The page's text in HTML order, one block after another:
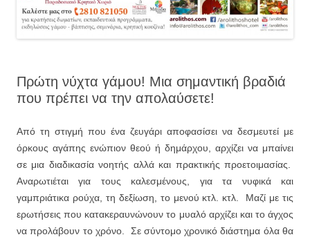
Πρώτη νύχτα γάμου! Μια σημαντική βραδιά
που πρέπει να την απολαύσετε!
Από τη στιγμή που ένα ζευγάρι αποφασίσει να δεσμευτεί με
όρκους αγάπης ενώπιον θεού ή δημάρχου, αρχίζει να μπαίνει
σε μια διαδικασία νοητής αλλά και πρακτικής προετοιμασίας.
Αναρωτιέται για τους καλεσμένους, για τα νυφικά και
γαμπριάτικα ρούχα, τη δεξίωση, το μενού κτλ. κτλ. Μαζί με τις
ερωτήσεις που κατακεραυνώνουν το μυαλό αρχίζει και το άγχος
να προλάβουν το χρόνο. Σε σύντομο χρονικό διάστημα όλα θα